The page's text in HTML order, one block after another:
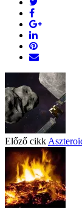
Előző cikk